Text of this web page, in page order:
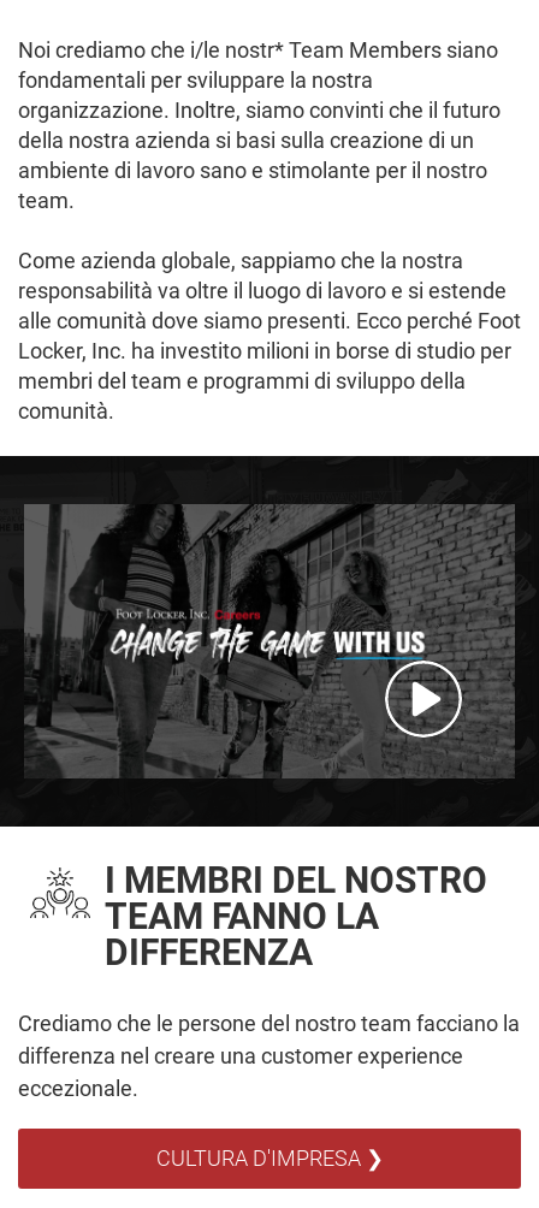
Noi crediamo che i/le nostr* Team Members siano
fondamentali per sviluppare la nostra
organizzazione. Inoltre, siamo convinti che il futuro
della nostra azienda si basi sulla creazione di un
ambiente di lavoro sano e stimolante per il nostro
team.
Come azienda globale, sappiamo che la nostra
responsabilità va oltre il luogo di lavoro e si estende
alle comunità dove siamo presenti. Ecco perché Foot
Locker, Inc. ha investito milioni in borse di studio per
membri del team e programmi di sviluppo della
comunità.
I MEMBRI DEL NOSTRO
TEAM FANNO LA
DIFFERENZA
Crediamo che le persone del nostro team facciano la
differenza nel creare una customer experience
eccezionale.
CULTURA D'IMPRESA ❯